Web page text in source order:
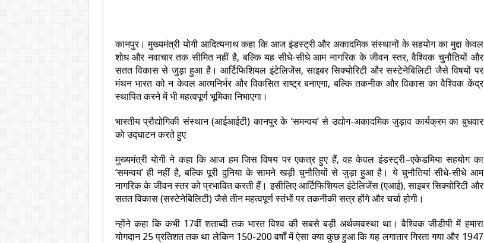
कानपुर। मुख्यमंत्री योगी आदित्यनाथ कहा कि आज इंडस्ट्री और अकादमिक संस्थानों के सहयोग का मुद्दा केवल
शोध और नवाचार तक सीमित नहीं है, बल्कि यह सीधे-सीधे आम नागरिक के जीवन स्तर, वैश्विक चुनौतियों और
सतत विकास से जुड़ा हुआ है। आर्टिफिशियल इंटेलिजेंस, साइबर सिक्योरिटी और सस्टेनेबिलिटी जैसे विषयों पर
मंथन भारत को न केवल आत्मनिर्भर और विकसित राष्ट्र बनाएगा, बल्कि तकनीक और विकास का वैश्विक केंद्र
स्थापित करने में भी महत्वपूर्ण भूमिका निभाएगा।
भारतीय प्रौद्योगिकी संस्थान (आईआईटी) कानपुर के ‘समन्वय’ से उद्योग-अकादमिक जुड़ाव कार्यक्रम का बुधवार
काे उद्घाटन करते हुए
मुख्यमंत्री याेगी ने कहा कि आज हम जिस विषय पर एकत्र हुए हैं, वह केवल इंडस्ट्री–एकेडमिया सहयोग का
‘समन्वय’ ही नहीं है, बल्कि पूरी दुनिया के सामने खड़ी चुनौतियों से जुड़ा हुआ है। ये चुनौतियां सीधे-सीधे आम
नागरिक के जीवन स्तर को प्रभावित करती हैं। इसीलिए आर्टिफिशियल इंटेलिजेंस (एआई), साइबर सिक्योरिटी और
सतत विकास (सस्टेनेबिलिटी) जैसे तीन महत्वपूर्ण स्तंभों पर तकनीकी सत्र होंगे और चर्चा होगी।
न्हाेंने कहा कि कभी 17वीं शताब्दी तक भारत विश्व की सबसे बड़ी अर्थव्यवस्था था। वैश्विक जीडीपी में हमारा
योगदान 25 प्रतिशत तक था लेकिन 150-200 वर्षों में ऐसा क्या कुछ हुआ कि यह लगातार गिरता गया और 1947